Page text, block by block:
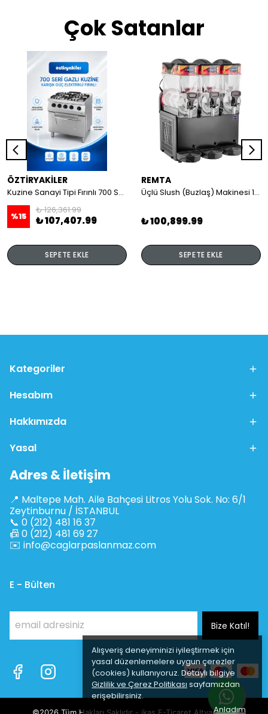
Alışveriş deneyiminizi iyileştirmek için
yasal düzenlemelere uygun çerezler
(cookies) kullanıyoruz. Detaylı bilgiye
Gizlilik ve Çerez Politikası sayfamızdan
erişebilirsiniz.
Anladım
Çok Satanlar
ÖZTİRYAKİLER
Kuzine Sanayi Tipi Fırınlı 700 Seri Gazlı 4 Açık Ateş 80x70x85 (Lp)-2X6Kw+2X7,5Kw+6Kw Elektrikli Fırın
%15
₺ 126,361.99
₺ 107,407.99
SEPETE EKLE
REMTA
Üçlü Slush (Buzlaş) Makinesi 12+12+12 lt
₺ 100,899.99
SEPETE EKLE
Kategoriler
Hesabım
Hakkımızda
Yasal
Adres & İletişim
📍 Maltepe Mah. Aile Bahçesi Litros Yolu Sok. No: 6/1
Zeytinburnu / İSTANBUL
📞 0 (212) 481 16 37
📠 0 (212) 481 69 27
✉️ info@caglarpaslanmaz.com
E - Bülten
Bize Katıl!